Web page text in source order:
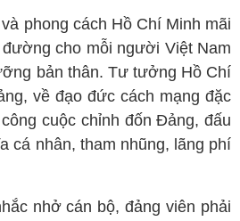
phong cách Hồ Chí Minh mãi
cho mỗi người Việt Nam
bản thân. Tư tưởng Hồ Chí
về đạo đức cách mạng đặc
cuộc chỉnh đốn Đảng, đấu
cá nhân, tham nhũng, lãng phí
nhở cán bộ, đảng viên phải